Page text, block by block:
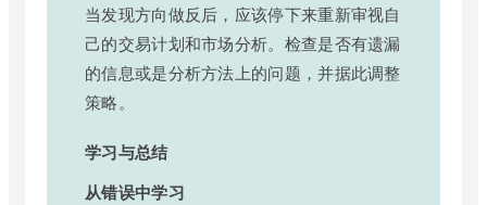
当发现方向做反后，应该停下来重新审视自
己的交易计划和市场分析。检查是否有遗漏
的信息或是分析方法上的问题，并据此调整
策略。
学习与总结
从错误中学习